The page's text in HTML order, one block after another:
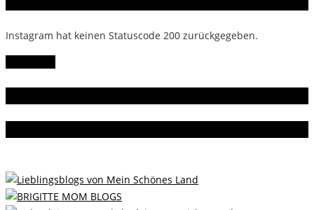
Instagram hat keinen Statuscode 200 zurückgegeben.